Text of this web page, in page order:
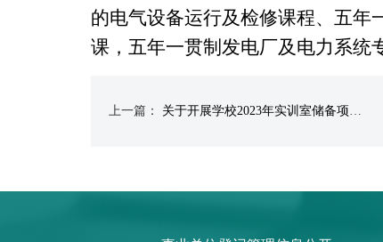
的电气设备运行及检修课程、五年
课，五年一贯制发电厂及电力系统
上一篇： 关于开展学校2023年实训室储备项目需求建议征集工作的通知